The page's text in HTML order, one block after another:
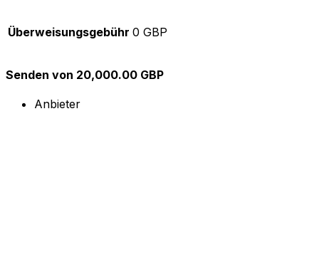
Überweisungsgebühr 0 GBP
Senden von 20,000.00 GBP
Anbieter